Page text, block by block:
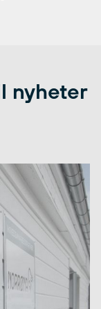
nyheter